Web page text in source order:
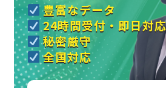
豊富なデータ
24時間受付・即日対
秘密厳守
全国対応